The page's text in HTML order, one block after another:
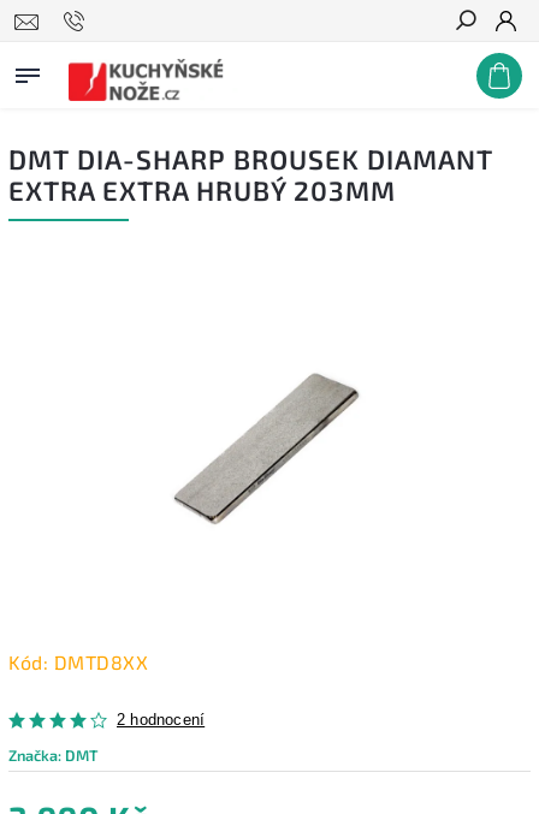
Hledat
DMT DIA-SHARP BROUSEK DIAMANT
EXTRA EXTRA HRUBÝ 203MM
Kód: DMTD8XX
2 hodnocení
Značka: DMT